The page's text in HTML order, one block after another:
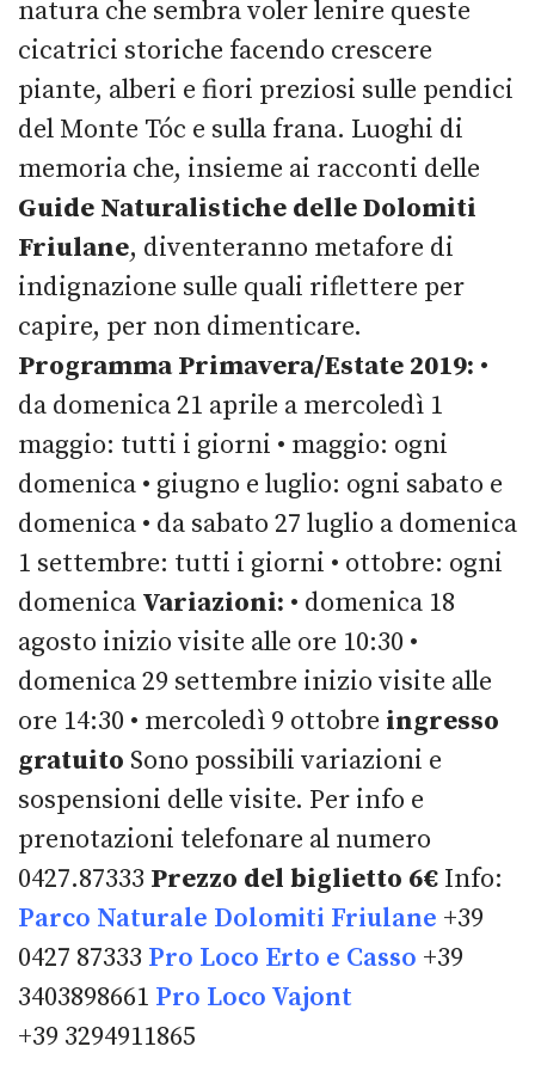
natura che sembra voler lenire queste
cicatrici storiche facendo crescere
piante, alberi e fiori preziosi sulle pendici
del Monte Tóc e sulla frana. Luoghi di
memoria che, insieme ai racconti delle
Guide Naturalistiche delle Dolomiti
Friulane, diventeranno metafore di
indignazione sulle quali riflettere per
capire, per non dimenticare.
Programma Primavera/Estate 2019: •
da domenica 21 aprile a mercoledì 1
maggio: tutti i giorni • maggio: ogni
domenica • giugno e luglio: ogni sabato e
domenica • da sabato 27 luglio a domenica
1 settembre: tutti i giorni • ottobre: ogni
domenica Variazioni: • domenica 18
agosto inizio visite alle ore 10:30 •
domenica 29 settembre inizio visite alle
ore 14:30 • mercoledì 9 ottobre ingresso
gratuito Sono possibili variazioni e
sospensioni delle visite. Per info e
prenotazioni telefonare al numero
0427.87333 Prezzo del biglietto 6€ Info:
Parco Naturale Dolomiti Friulane +39
0427 87333 Pro Loco Erto e Casso +39
3403898661 Pro Loco Vajont
+39 3294911865